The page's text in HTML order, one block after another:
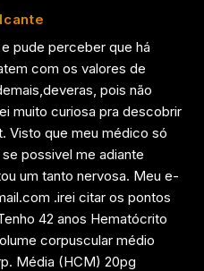
pude perceber que há
com os valores de
pois não
muito curiosa pra descobrir
Visto que meu médico só
possivel me adiante
um tanto nervosa. Meu e-
.irei citar os pontos
42 anos Hematócrito
corpuscular médio
Média (HCM) 20pg